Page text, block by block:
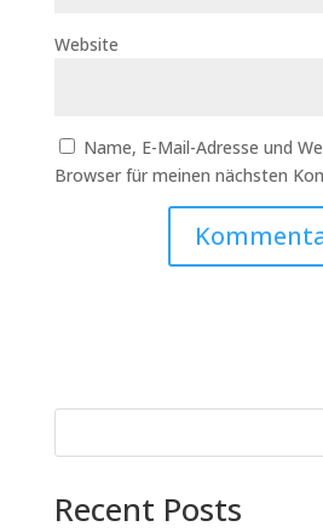
Website
Name, E-Mail-Adresse und
Browser für meinen nächsten
Recent Posts